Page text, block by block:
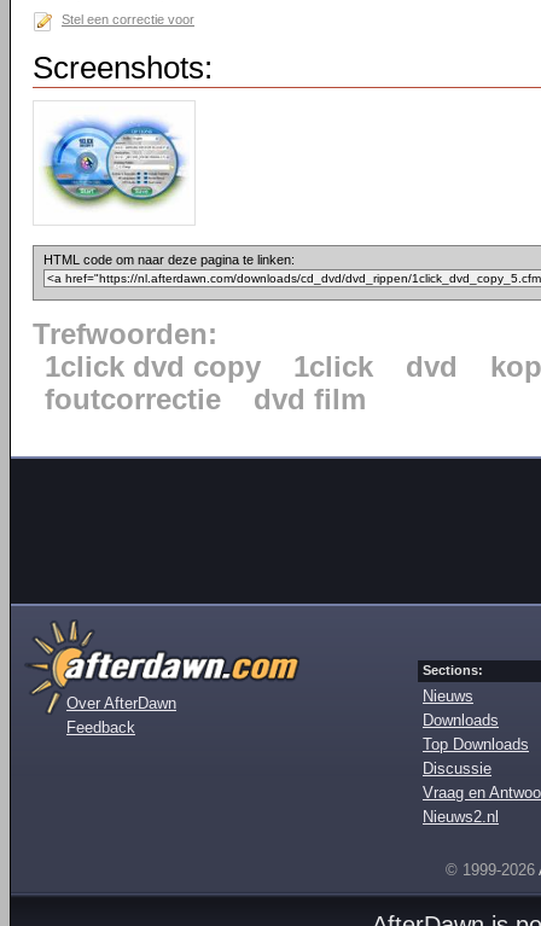
Stel een correctie voor
Screenshots:
HTML code om naar deze pagina te linken:
Trefwoorden:
1click dvd copy
1click dvd
foutcorrectie
dvd film
Over AfterDawn
Feedback
Sections:
Nieuws
Downloads
Top Downloads
Discussie
Vraag en
Nieuws2.nl
© 1999-2026